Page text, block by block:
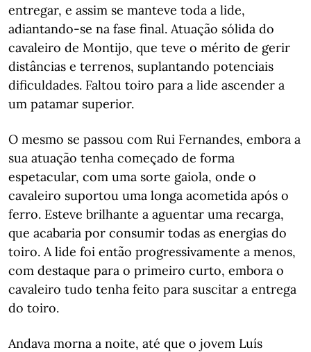
entregar, e assim se manteve toda a lide,
adiantando-se na fase final. Atuação sólida do
cavaleiro de Montijo, que teve o mérito de gerir
distâncias e terrenos, suplantando potenciais
dificuldades. Faltou toiro para a lide ascender a
um patamar superior.
O mesmo se passou com Rui Fernandes, embora a
sua atuação tenha começado de forma
espetacular, com uma sorte gaiola, onde o
cavaleiro suportou uma longa acometida após o
ferro. Esteve brilhante a aguentar uma recarga,
que acabaria por consumir todas as energias do
toiro. A lide foi então progressivamente a menos,
com destaque para o primeiro curto, embora o
cavaleiro tudo tenha feito para suscitar a entrega
do toiro.
Andava morna a noite, até que o jovem Luís